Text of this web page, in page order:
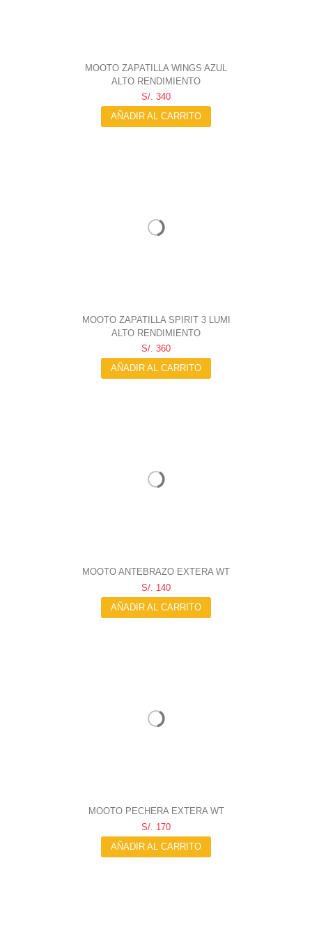
MOOTO ZAPATILLA WINGS AZUL
ALTO RENDIMIENTO
S/. 340
AÑADIR AL CARRITO
MOOTO ZAPATILLA SPIRIT 3 LUMI
ALTO RENDIMIENTO
S/. 360
AÑADIR AL CARRITO
MOOTO ANTEBRAZO EXTERA WT
S/. 140
AÑADIR AL CARRITO
MOOTO PECHERA EXTERA WT
S/. 170
AÑADIR AL CARRITO